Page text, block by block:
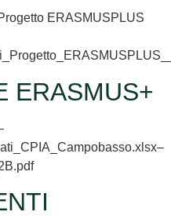
ERASMUSPLUS
ERASMUS+